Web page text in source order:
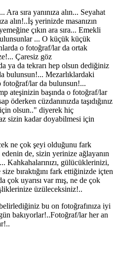
Ara sıra yanınıza alın... Seyahat
alın!..İş yerinizde masanızın
çıkın ara sıra... Emekli
... O küçük küçük
o fotoğraf/lar da ortak
Çaresiz göz
ya da tekrarı hep olsun dediğiniz
bulunsun!... Mezarlıklardaki
fotoğraf/lar da bulunsun!...
ateşinizin başında o fotoğraf/lar
öderken cüzdanınızda taşıdığınız
olsun.." diyerek hiç
az sizin kadar doyabilmesi için
ne çok şeyi olduğunu fark
de, sizin yerinize ağlayanın
Kahkahalarınızı, gülücüklerinizi,
bıraktığını fark ettiğinizde içten
çok uyarısı var mış, ne de çok
üzüleceksiniz!..
bu on fotoğrafınıza iyi
bakıyorlar!..Fotoğraf/lar her an